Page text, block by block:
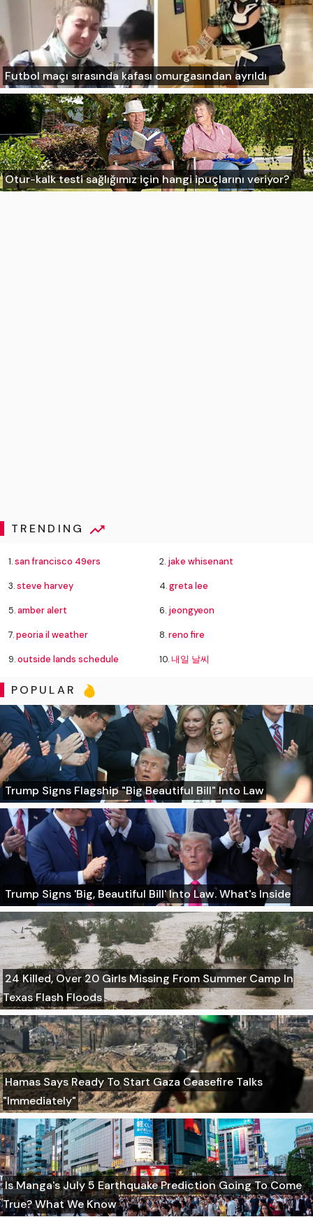
Futbol maçı sırasında kafası omurgasından ayrıldı
Otur-kalk testi sağlığımız için hangi ipuçlarını veriyor?
TRENDING
1.san francisco 49ers 2. jake whisenant
3.steve harvey 4.greta lee
5.amber alert 6. jeongyeon
7.peoria il weather 8.reno fire
9.outside lands schedule 10.내일 날씨
POPULAR
Trump Signs Flagship "Big Beautiful Bill" Into Law
Trump Signs 'Big, Beautiful Bill' Into Law. What's Inside
24 Killed, Over 20 Girls Missing From Summer Camp In
Texas Flash Floods
Hamas Says Ready To Start Gaza Ceasefire Talks
"Immediately"
Is Manga's July 5 Earthquake Prediction Going To Come
True? What We Know